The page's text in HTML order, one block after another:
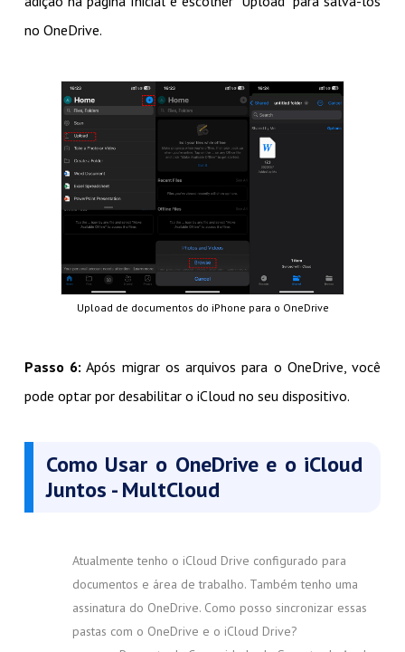
no OneDrive.
Upload de documentos do iPhone para o OneDrive
Passo 6: Após migrar os arquivos para o OneDrive, você
pode optar por desabilitar o iCloud no seu dispositivo.
Como Usar o OneDrive e o iCloud
Juntos - MultCloud
Atualmente tenho o iCloud Drive configurado para
documentos e área de trabalho. Também tenho uma
assinatura do OneDrive. Como posso sincronizar essas
pastas com o OneDrive e o iCloud Drive?